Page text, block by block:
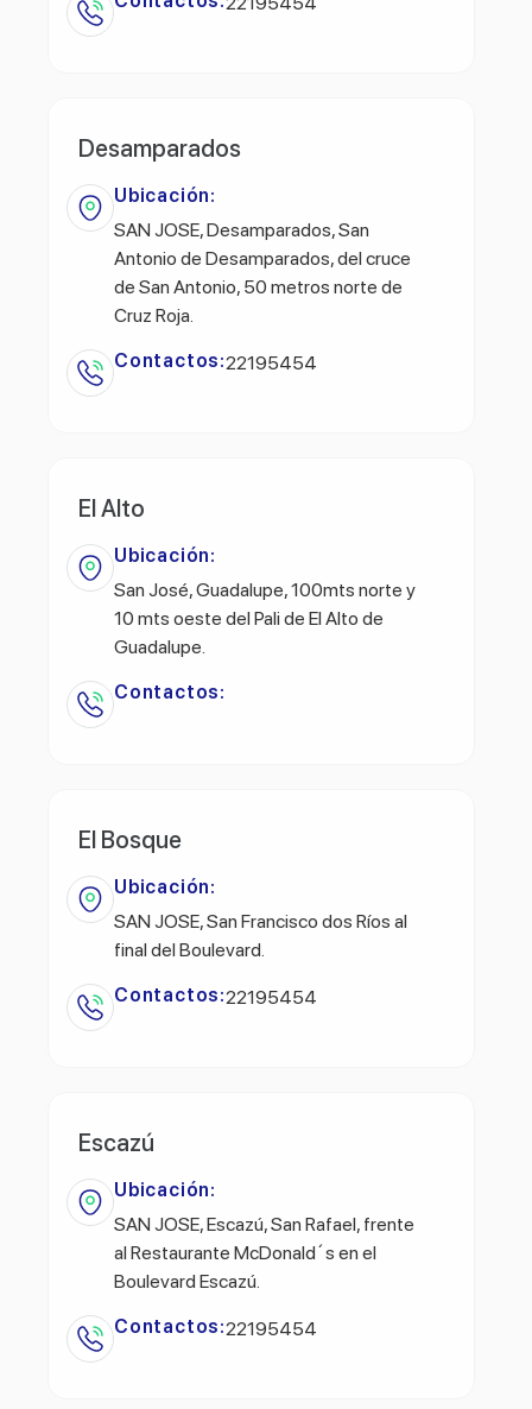
Desamparados
Ubicación:
SAN JOSE, Desamparados, San
Antonio de Desamparados, del cruce
de San Antonio, 50 metros norte de
Cruz Roja.
Contactos:22195454
El Alto
Ubicación:
San José, Guadalupe, 100mts norte y
10 mts oeste del Pali de El Alto de
Guadalupe.
Contactos:
El Bosque
Ubicación:
SAN JOSE, San Francisco dos Ríos al
final del Boulevard.
Contactos:22195454
Escazú
Ubicación:
SAN JOSE, Escazú, San Rafael, frente
al Restaurante McDonald´s en el
Boulevard Escazú.
Contactos:22195454